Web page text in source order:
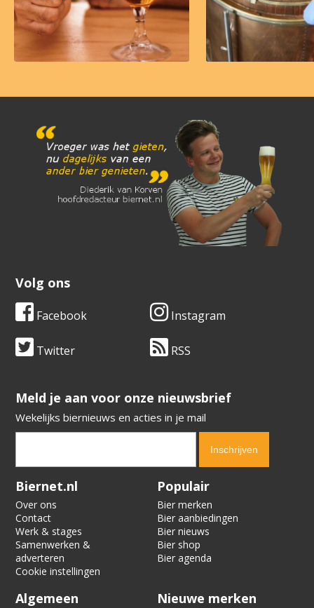
Volg ons
Facebook Instagram
Twitter RSS
​​​​​​​Meld je aan voor onze nieuwsbrief
Wekelijks biernieuws en acties in je mail
Verification code:
Biernet.nl
Over ons
Contact
Werk & stages
Samenwerken &
adverteren
Cookie instellingen
Populair
Bier merken
Bier aanbiedingen
Bier nieuws
Bier shop
Bier agenda
Algemeen Nieuwe merken